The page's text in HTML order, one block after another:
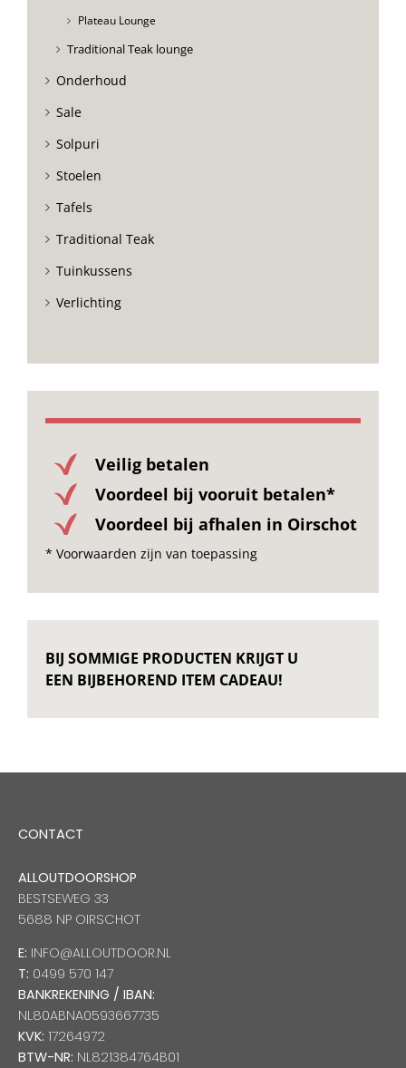
Plateau Lounge
Traditional Teak lounge
Onderhoud
Sale
Solpuri
Stoelen
Tafels
Traditional Teak
Tuinkussens
Verlichting
Veilig betalen
Voordeel bij vooruit betalen*
Voordeel bij afhalen in Oirschot
* Voorwaarden zijn van toepassing
BIJ SOMMIGE PRODUCTEN KRIJGT U
EEN BIJBEHOREND ITEM CADEAU!
CONTACT
ALLOUTDOORSHOP
BESTSEWEG 33
5688 NP OIRSCHOT
E: INFO@ALLOUTDOOR.NL
T: 0499 570 147
BANKREKENING / IBAN:
NL80ABNA0593667735
KVK: 17264972
BTW-NR: NL821384764B01